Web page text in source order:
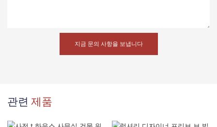
지금 문의 사항을 보냅니다
관련 제품